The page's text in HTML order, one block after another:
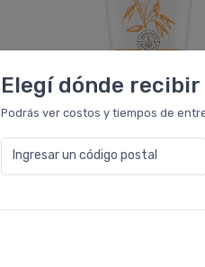
Elegí dónde
Podrás ver costos y tiempos de
Ingresar un código postal
Aveno Facial Gel